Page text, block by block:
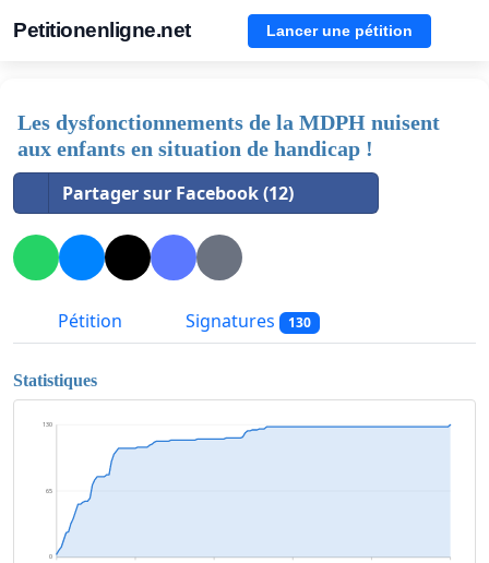
Petitionenligne.net Lancer une pétition
Les dysfonctionnements de la MDPH nuisent
aux enfants en situation de handicap !
Partager sur Facebook (12)
Pétition Signatures 130
Statistiques
0
65
130